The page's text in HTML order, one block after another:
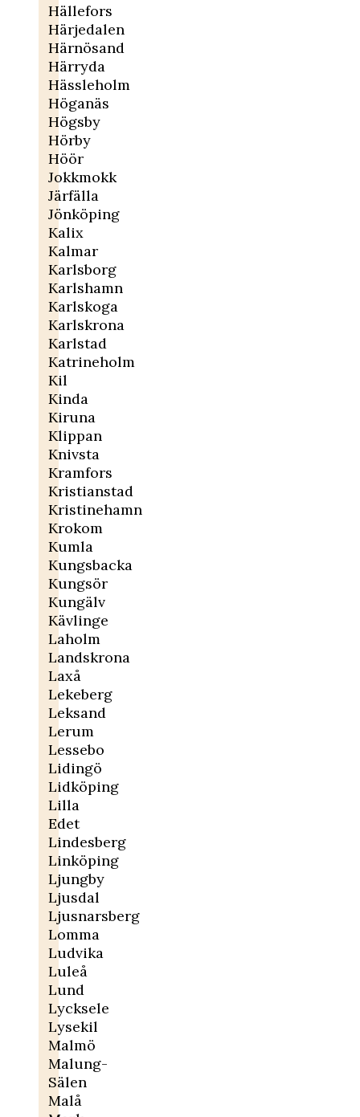
Hällefors
Härjedalen
Härnösand
Härryda
Hässleholm
Höganäs
Högsby
Hörby
Höör
Jokkmokk
Järfälla
Jönköping
Kalix
Kalmar
Karlsborg
Karlshamn
Karlskoga
Karlskrona
Karlstad
Katrineholm
Kil
Kinda
Kiruna
Klippan
Knivsta
Kramfors
Kristianstad
Kristinehamn
Krokom
Kumla
Kungsbacka
Kungsör
Kungälv
Kävlinge
Laholm
Landskrona
Laxå
Lekeberg
Leksand
Lerum
Lessebo
Lidingö
Lidköping
Lilla
Edet
Lindesberg
Linköping
Ljungby
Ljusdal
Ljusnarsberg
Lomma
Ludvika
Luleå
Lund
Lycksele
Lysekil
Malmö
Malung-
Sälen
Malå